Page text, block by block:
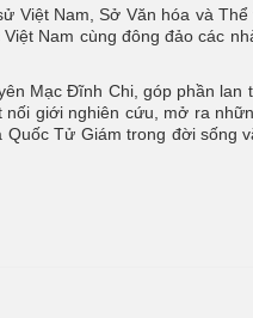
Việt Nam, Sở Văn hóa và
Nam cùng đông đảo các
Mạc Đĩnh Chi, góp phần lan
giới nghiên cứu, mở ra
Tử Giám trong đời sống